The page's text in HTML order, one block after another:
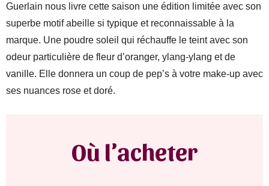
Guerlain nous livre cette saison une édition limitée avec son
superbe motif abeille si typique et reconnaissable à la
marque. Une poudre soleil qui réchauffe le teint avec son
odeur particulière de fleur d’oranger, ylang-ylang et de
vanille. Elle donnera un coup de pep’s à votre make-up avec
ses nuances rose et doré.
Où l’acheter